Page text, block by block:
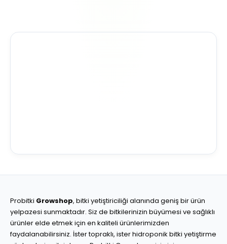
Probitki Growshop, bitki yetiştiriciliği alanında geniş bir ürün
yelpazesi sunmaktadır. Siz de bitkilerinizin büyümesi ve sağlıklı
ürünler elde etmek için en kaliteli ürünlerimizden
faydalanabilirsiniz. İster topraklı, ister hidroponik bitki yetiştirme